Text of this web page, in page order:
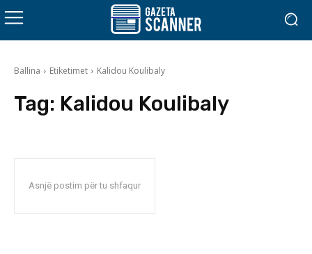
Ballina Etiketimet Kalidou Koulibaly
Tag: Kalidou Koulibaly
Asnjë postim për tu shfaqur